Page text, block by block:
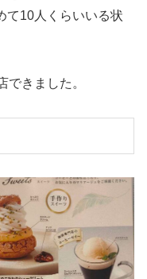
て10人くらいいる状
できました。